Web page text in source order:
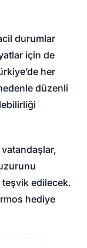
durumlar
için de
her
düzenli
vatandaşlar,
edilecek.
hediye